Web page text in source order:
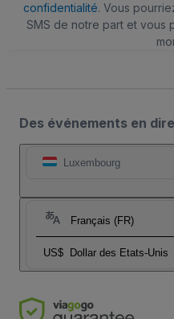
confidentialité. Vous
SMS de notre part et vous
Des événements en
Luxembourg
Français (FR)
US$ Dollar des Etats-Unis